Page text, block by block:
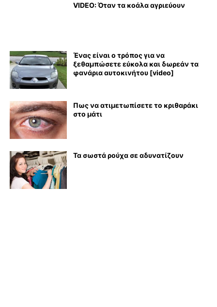
VIDEO: Όταν τα κοάλα αγριεύουν
Ένας είναι ο τρόπος για να
ξεθαμπώσετε εύκολα και δωρεάν τα
φανάρια αυτοκινήτου [video]
Πως να ατιμετωπίσετε το κριθαράκι
στο μάτι
Τα σωστά ρούχα σε αδυνατίζουν